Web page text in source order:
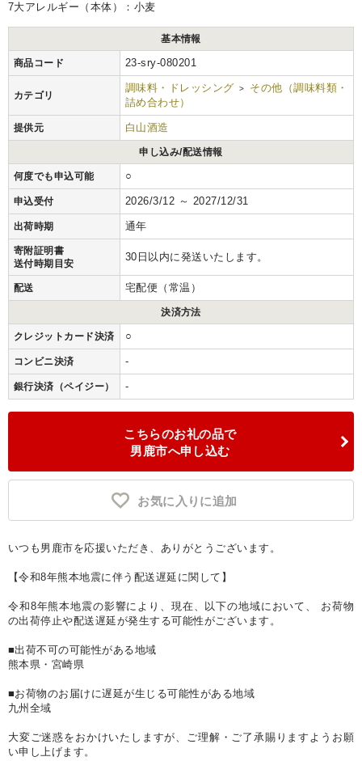
7大アレルギー（本体）：小麦
基本情報
商品コード 23-sry-080201
カテゴリ
調味料・ドレッシング >
その他（調味料類・
詰め合わせ）
提供元 白山酒造
申し込み/配送情報
何度でも申込可能 ○
申込受付 2026/3/12 ～ 2027/12/31
出荷時期 通年
寄附証明書
送付時期目安
30日以内に発送いたします。
配送 宅配便（常温）
決済方法
クレジットカード決済 ○
コンビニ決済 -
銀行決済（ペイジー） -
こちらのお礼の品で
男鹿市へ申し込む
お気に入りに追加
いつも男鹿市を応援いただき、ありがとうございます。
【令和8年熊本地震に伴う配送遅延に関して】
令和8年熊本地震の影響により、現在、以下の地域において、 お荷物
の出荷停止や配送遅延が発生する可能性がございます。
■出荷不可の可能性がある地域
熊本県・宮崎県
■お荷物のお届けに遅延が生じる可能性がある地域
九州全域
大変ご迷惑をおかけいたしますが、ご理解・ご了承賜りますようお願
い申し上げます。